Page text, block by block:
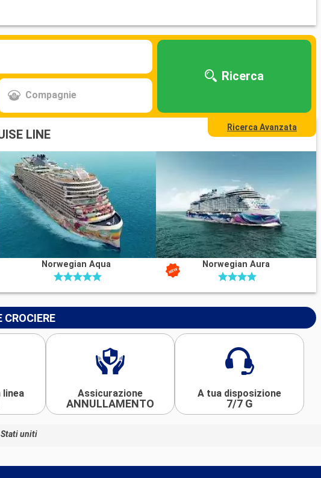
Compagnie
Ricerca
Ricerca Avanzata
LINE
Norwegian Aqua Norwegian Aura
CROCIERE
linea Assicurazione
ANNULLAMENTO
A tua disposizione
7/7 G
Stati uniti